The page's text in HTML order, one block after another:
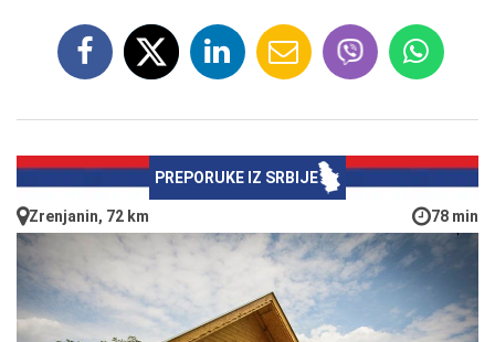
PREPORUKE IZ SRBIJE
Zrenjanin, 72 km 78 min